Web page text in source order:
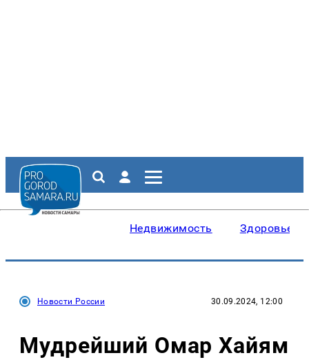
Недвижимость Здоровье
Новости России 30.09.2024, 12:00
Мудрейший Омар Хайям